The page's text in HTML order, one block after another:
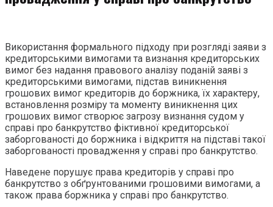
Використання формального підходу при розгляді заяви з
кредиторськими вимогами та визнання кредиторських
вимог без надання правового аналізу поданій заяві з
кредиторськими вимогами, підстав виникнення
грошових вимог кредиторів до боржника, їх характеру,
встановлення розміру та моменту виникнення цих
грошових вимог створює загрозу визнання судом у
справі про банкрутство фіктивної кредиторської
заборгованості до боржника і відкриття на підставі такої
заборгованості провадження у справі про банкрутство.
Наведене порушує права кредиторів у справі про
банкрутство з обґрунтованими грошовими вимогами, а
також права боржника у справі про банкрутство.